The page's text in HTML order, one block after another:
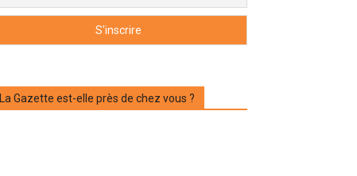
La Gazette est-elle près de chez vous ?